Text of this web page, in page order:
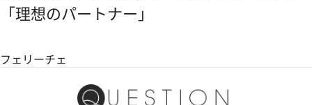
「理想のパートナー」
フェリーチェ